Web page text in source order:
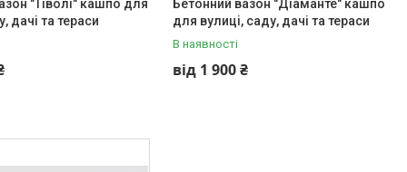
"Тіволі" кашпо для
дачі та тераси
Бетонний вазон "Діаманте" кашпо
для вулиці, саду, дачі та тераси
В наявності
від 1 900 ₴